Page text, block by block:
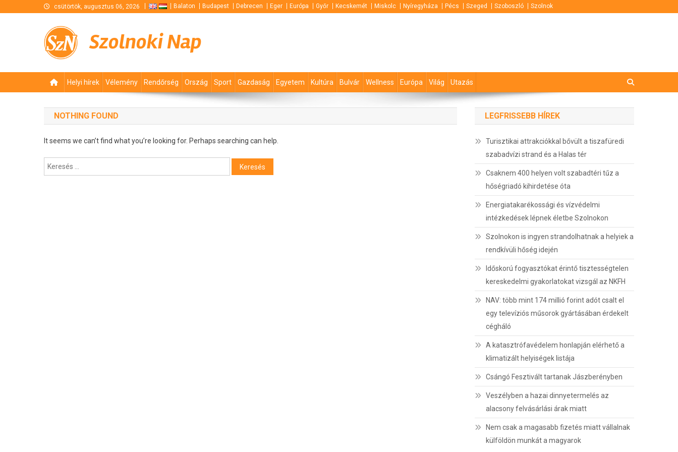
csütörtök, augusztus 06, 2026 Balaton Budapest Debrecen Eger Európa Győr Kecskemét Miskolc Nyíregyháza Pécs Szeged Szoboszló Szolnok
Szolnoki Nap
Helyi hírek Vélemény Rendőrség Ország Sport Gazdaság Egyetem Kultúra Bulvár Wellness Európa Világ Utazás
NOTHING FOUND
It seems we can’t find what you’re looking for. Perhaps searching can help.
Keresés:
LEGFRISSEBB HÍREK
Turisztikai attrakciókkal bővült a tiszafüredi
szabadvízi strand és a Halas tér
Csaknem 400 helyen volt szabadtéri tűz a
hőségriadó kihirdetése óta
Energiatakarékossági és vízvédelmi
intézkedések lépnek életbe Szolnokon
Szolnokon is ingyen strandolhatnak a helyiek a
rendkívüli hőség idején
Időskorú fogyasztókat érintő tisztességtelen
kereskedelmi gyakorlatokat vizsgál az NKFH
NAV: több mint 174 millió forint adót csalt el
egy televíziós műsorok gyártásában érdekelt
cégháló
A katasztrófavédelem honlapján elérhető a
klimatizált helyiségek listája
Csángó Fesztivált tartanak Jászberényben
Veszélyben a hazai dinnyetermelés az
alacsony felvásárlási árak miatt
Nem csak a magasabb fizetés miatt vállalnak
külföldön munkát a magyarok